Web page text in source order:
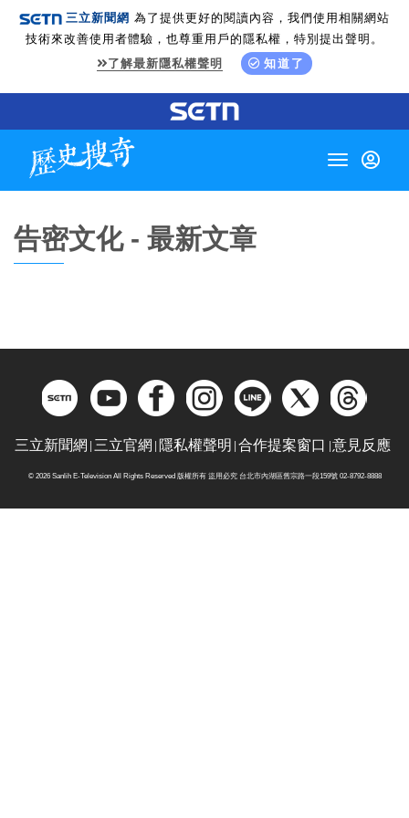
三立新聞網 為了提供更好的閱讀內容，我們使用相關網站
技術來改善使用者體驗，也尊重用戶的隱私權，特別提出聲明。
了解最新隱私權聲明
知道了
Toggle
告密文化 - 最新文章
三立新聞網 三立官網 隱私權聲明 合作提案窗口 意見反應
© 2026 Sanlih E-Television All Rights Reserved 版權所有 盜用必究 台北市內湖區舊宗路一段159號 02-8792-8888